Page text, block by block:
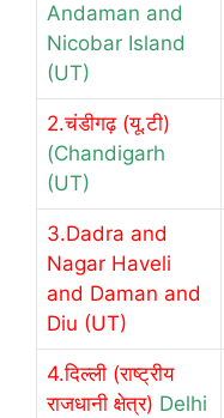
Andaman and
Nicobar Island
(UT)
2.चंडीगढ़ (यू.टी)
(Chandigarh
(UT)
3.Dadra and
Nagar Haveli
and Daman and
Diu (UT)
4.दिल्ली (राष्ट्रीय
राजधानी क्षेत्र) Delhi